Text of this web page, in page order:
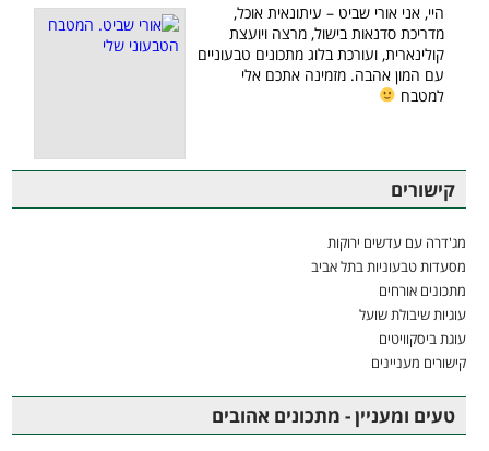
היי, אני אורי שביט – עיתונאית אוכל,
מדריכת סדנאות בישול, מרצה ויועצת
קולינארית, ועורכת בלוג מתכונים טבעוניים
עם המון אהבה. מזמינה אתכם אלי
למטבח
קישורים
מג'דרה עם עדשים ירוקות
מסעדות טבעוניות בתל אביב
מתכונים אורחים
עוגיות שיבולת שועל
עוגת ביסקוויטים
קישורים מעניינים
טעים ומעניין - מתכונים אהובים